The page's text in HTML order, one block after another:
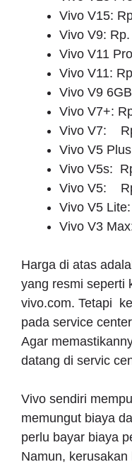
Vivo V15:
Vivo V9:
Vivo V11
Vivo V11:
Vivo V9
Vivo V7+:
Vivo V7:
Vivo V5
Vivo V5s:
Vivo V5:
Vivo V5
Vivo V3
Harga di atas
yang resmi seperti
vivo.com. Tetapi
pada service
Agar
datang di servic
Vivo sendiri
memungut biaya
perlu bayar biaya
Namun,